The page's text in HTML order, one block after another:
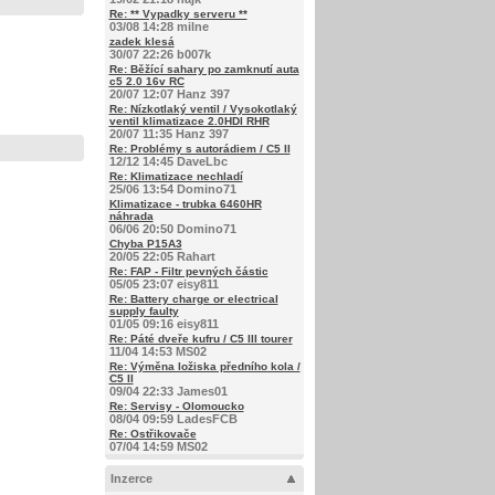
Re: ** Vypadky serveru **
03/08 14:28 milne
zadek klesá
30/07 22:26 b007k
Re: Běžící sahary po zamknutí auta
c5 2.0 16v RC
20/07 12:07 Hanz 397
Re: Nízkotlaký ventil / Vysokotlaký
ventil klimatizace 2.0HDI RHR
20/07 11:35 Hanz 397
Re: Problémy s autorádiem / C5 II
12/12 14:45 DaveLbc
Re: Klimatizace nechladí
25/06 13:54 Domino71
Klimatizace - trubka 6460HR
náhrada
06/06 20:50 Domino71
Chyba P15A3
20/05 22:05 Rahart
Re: FAP - Filtr pevných částic
05/05 23:07 eisy811
Re: Battery charge or electrical
supply faulty
01/05 09:16 eisy811
Re: Páté dveře kufru / C5 III tourer
11/04 14:53 MS02
Re: Výměna ložiska předního kola /
C5 II
09/04 22:33 James01
Re: Servisy - Olomoucko
08/04 09:59 LadesFCB
Re: Ostřikovače
07/04 14:59 MS02
Inzerce